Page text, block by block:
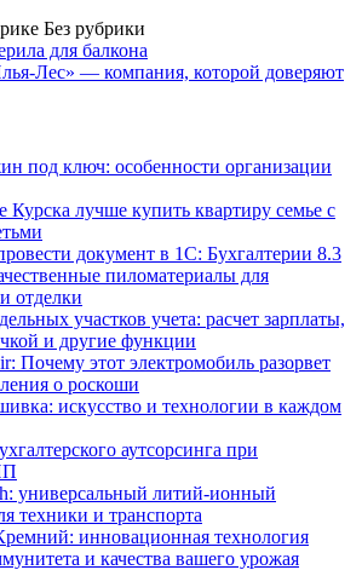
Без рубрики
для балкона
Лес» — компания, которой доверяют
под ключ: особенности организации
Курска лучше купить квартиру семье с
документ в 1С: Бухгалтерии 8.3
пиломатериалы для
отделки
участков учета: расчет зарплаты,
и другие функции
Почему этот электромобиль разорвет
о роскоши
искусство и технологии в каждом
аутсорсинга при
универсальный литий-ионный
техники и транспорта
инновационная технология
и качества вашего урожая